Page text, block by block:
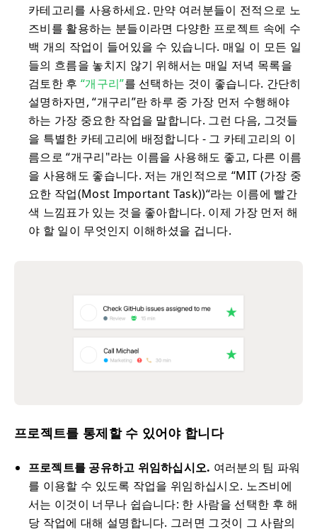
카테고리를 사용하세요. 만약 여러분들이 전적으로 노
즈비를 활용하는 분들이라면 다양한 프로젝트 속에 수
백 개의 작업이 들어있을 수 있습니다. 매일 이 모든 일
들의 흐름을 놓치지 않기 위해서는 매일 저녁 목록을
검토한 후 “개구리”를 선택하는 것이 좋습니다. 간단히
설명하자면, “개구리”란 하루 중 가장 먼저 수행해야
하는 가장 중요한 작업을 말합니다. 그런 다음, 그것들
을 특별한 카테고리에 배정합니다 - 그 카테고리의 이
름으로 “개구리"라는 이름을 사용해도 좋고, 다른 이름
을 사용해도 좋습니다. 저는 개인적으로 “MIT (가장 중
요한 작업(Most Important Task))“라는 이름에 빨간
색 느낌표가 있는 것을 좋아합니다. 이제 가장 먼저 해
야 할 일이 무엇인지 이해하셨을 겁니다.
프로젝트를 통제할 수 있어야 합니다
프로젝트를 공유하고 위임하십시오. 여러분의 팀 파워
를 이용할 수 있도록 작업을 위임하십시오. 노즈비에
서는 이것이 너무나 쉽습니다: 한 사람을 선택한 후 해
당 작업에 대해 설명합니다. 그러면 그것이 그 사람의